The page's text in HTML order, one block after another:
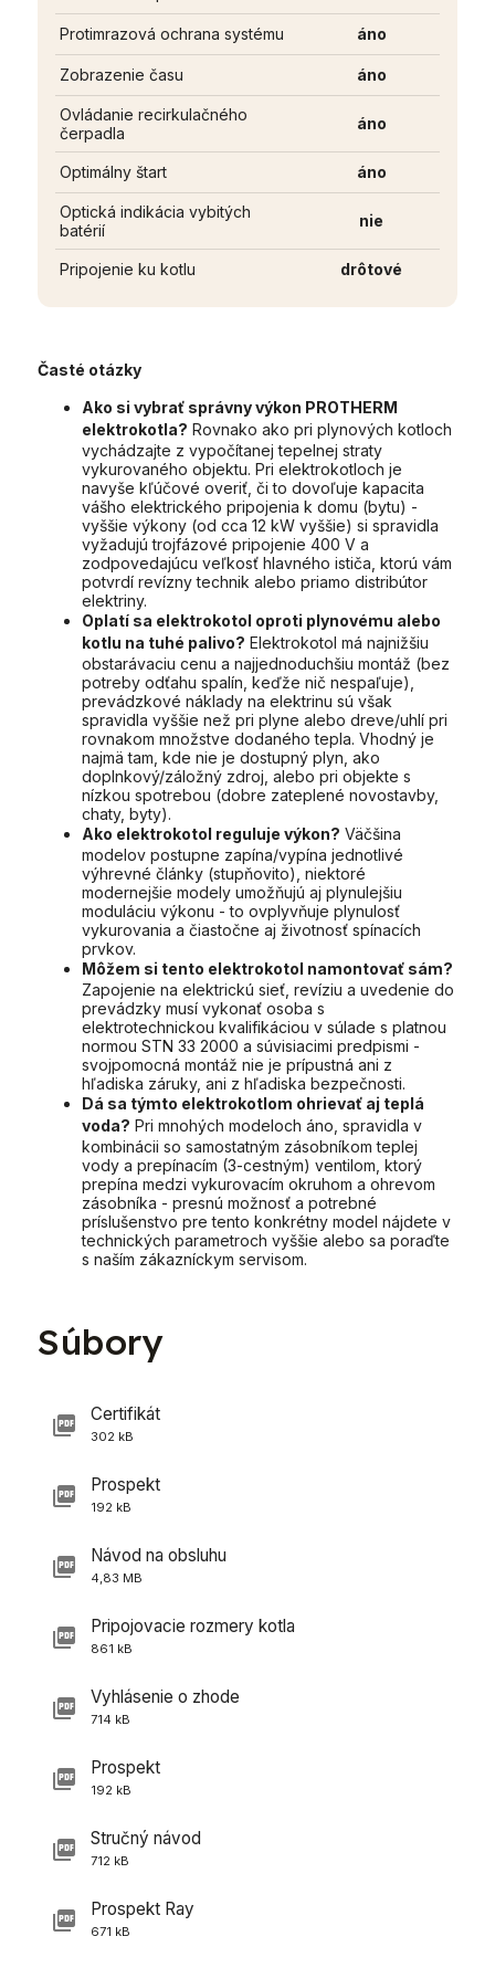
Protimrazová ochrana systému áno
Zobrazenie času áno
Ovládanie recirkulačného
čerpadla
áno
Optimálny štart áno
Optická indikácia vybitých
batérií
nie
Pripojenie ku kotlu drôtové
Časté otázky
Ako si vybrať správny výkon PROTHERM
elektrokotla? Rovnako ako pri plynových kotloch
vychádzajte z vypočítanej tepelnej straty
vykurovaného objektu. Pri elektrokotloch je
navyše kľúčové overiť, či to dovoľuje kapacita
vášho elektrického pripojenia k domu (bytu) -
vyššie výkony (od cca 12 kW vyššie) si spravidla
vyžadujú trojfázové pripojenie 400 V a
zodpovedajúcu veľkosť hlavného ističa, ktorú vám
potvrdí revízny technik alebo priamo distribútor
elektriny.
Oplatí sa elektrokotol oproti plynovému alebo
kotlu na tuhé palivo? Elektrokotol má najnižšiu
obstarávaciu cenu a najjednoduchšiu montáž (bez
potreby odťahu spalín, keďže nič nespaľuje),
prevádzkové náklady na elektrinu sú však
spravidla vyššie než pri plyne alebo dreve/uhlí pri
rovnakom množstve dodaného tepla. Vhodný je
najmä tam, kde nie je dostupný plyn, ako
doplnkový/záložný zdroj, alebo pri objekte s
nízkou spotrebou (dobre zateplené novostavby,
chaty, byty).
Ako elektrokotol reguluje výkon? Väčšina
modelov postupne zapína/vypína jednotlivé
výhrevné články (stupňovito), niektoré
modernejšie modely umožňujú aj plynulejšiu
moduláciu výkonu - to ovplyvňuje plynulosť
vykurovania a čiastočne aj životnosť spínacích
prvkov.
Môžem si tento elektrokotol namontovať sám?
Zapojenie na elektrickú sieť, revíziu a uvedenie do
prevádzky musí vykonať osoba s
elektrotechnickou kvalifikáciou v súlade s platnou
normou STN 33 2000 a súvisiacimi predpismi -
svojpomocná montáž nie je prípustná ani z
hľadiska záruky, ani z hľadiska bezpečnosti.
Dá sa týmto elektrokotlom ohrievať aj teplá
voda? Pri mnohých modeloch áno, spravidla v
kombinácii so samostatným zásobníkom teplej
vody a prepínacím (3-cestným) ventilom, ktorý
prepína medzi vykurovacím okruhom a ohrevom
zásobníka - presnú možnosť a potrebné
príslušenstvo pre tento konkrétny model nájdete v
technických parametroch vyššie alebo sa poraďte
s naším zákazníckym servisom.
Súbory
Certifikát
302 kB
Prospekt
192 kB
Návod na obsluhu
4,83 MB
Pripojovacie rozmery kotla
861 kB
Vyhlásenie o zhode
714 kB
Prospekt
192 kB
Stručný návod
712 kB
Prospekt Ray
671 kB